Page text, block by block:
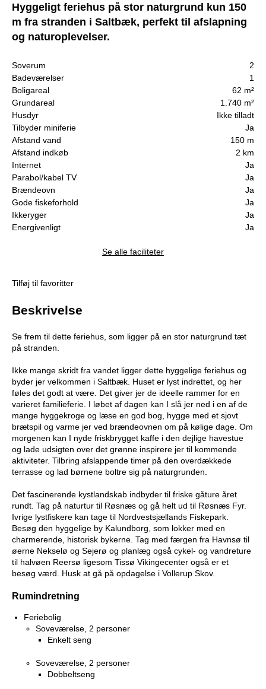
Hyggeligt feriehus på stor naturgrund kun 150
m fra stranden i Saltbæk, perfekt til afslapning
og naturoplevelser.
Soverum
2
Badeværelser
1
Boligareal
62 m²
Grundareal
1.740 m²
Husdyr
Ikke tilladt
Tilbyder miniferie
Ja
Afstand vand
150 m
Afstand indkøb
2 km
Internet
Ja
Parabol/kabel TV
Ja
Brændeovn
Ja
Gode fiskeforhold
Ja
Ikkeryger
Ja
Energivenligt
Ja
Se alle faciliteter
Tilføj til favoritter
Beskrivelse
Se frem til dette feriehus, som ligger på en stor naturgrund tæt
på stranden.
Ikke mange skridt fra vandet ligger dette hyggelige feriehus og
byder jer velkommen i Saltbæk. Huset er lyst indrettet, og her
føles det godt at være. Det giver jer de ideelle rammer for en
varieret familieferie. I løbet af dagen kan I slå jer ned i en af de
mange hyggekroge og læse en god bog, hygge med et sjovt
brætspil og varme jer ved brændeovnen om på kølige dage. Om
morgenen kan I nyde friskbrygget kaffe i den dejlige havestue
og lade udsigten over det grønne inspirere jer til kommende
aktiviteter. Tilbring afslappende timer på den overdækkede
terrasse og lad børnene boltre sig på naturgrunden.
Det fascinerende kystlandskab indbyder til friske gåture året
rundt. Tag på naturtur til Røsnæs og gå helt ud til Røsnæs Fyr.
Ivrige lystfiskere kan tage til Nordvestsjællands Fiskepark.
Besøg den hyggelige by Kalundborg, som lokker med en
charmerende, historisk bykerne. Tag med færgen fra Havnsø til
øerne Nekselø og Sejerø og planlæg også cykel- og vandreture
til halvøen Reersø ligesom Tissø Vikingecenter også er et
besøg værd. Husk at gå på opdagelse i Vollerup Skov.
Rumindretning
Feriebolig
Soveværelse, 2 personer
Enkelt seng
Soveværelse, 2 personer
Dobbeltseng